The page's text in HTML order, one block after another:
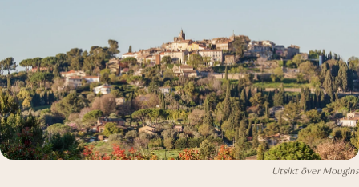
Utsikt över Mougins